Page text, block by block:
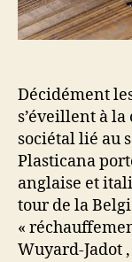
Décidément
s’éveillent à
sociétal lié au
Plasticana
anglaise et
tour de la
«
Wuyard-Jadot